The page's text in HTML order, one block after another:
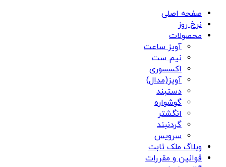
صفحه اصلی
نرخ روز
محصولات
آویز ساعت
نیم ست
اکسسوری
آویز(مدال)
دستبند
گوشواره
انگشتر
گردنبند
سرویس
وبلاگ ملک ثابت
قوانین و مقررات